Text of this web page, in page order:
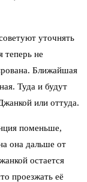
уточнять
теперь не
Ближайшая
Туда и будут
или оттуда.
поменьше,
она дальше от
остается
проезжать её